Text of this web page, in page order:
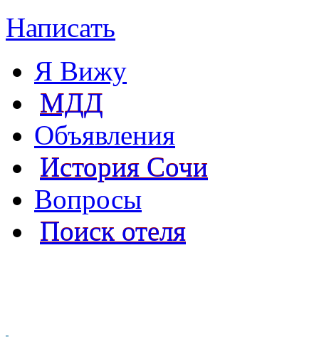
Написать
Я Вижу
МДД
Объявления
История Сочи
Вопросы
Поиск отеля